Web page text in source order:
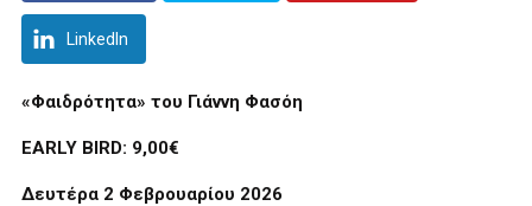
LinkedIn
«Φαιδρότητα» του Γιάννη Φασόη
EARLY BIRD: 9,00€
Δευτέρα 2 Φεβρουαρίου 2026